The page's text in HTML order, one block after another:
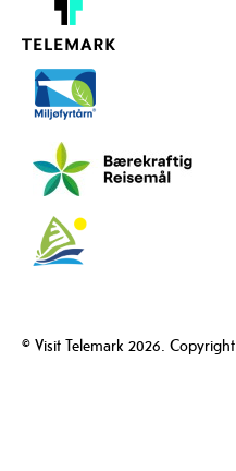
© Visit Telemark 2026. Copyright